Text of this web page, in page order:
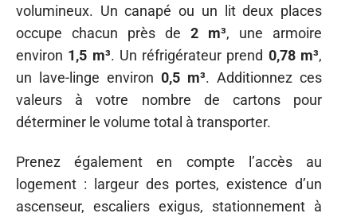
volumineux. Un canapé ou un lit deux places
occupe chacun près de 2 m³, une armoire
environ 1,5 m³. Un réfrigérateur prend 0,78 m³,
un lave-linge environ 0,5 m³. Additionnez ces
valeurs à votre nombre de cartons pour
déterminer le volume total à transporter.
Prenez également en compte l’accès au
logement : largeur des portes, existence d’un
ascenseur, escaliers exigus, stationnement à